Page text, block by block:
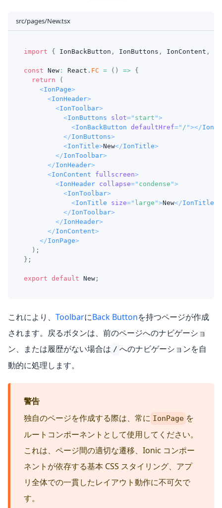
src/pages/New.tsx
import { IonBackButton , IonButtons , IonContent ,
const New : React . FC = ( ) => {
return
(
<IonPage>
<IonHeader>
<IonToolbar>
<IonButtons slot=" start ">
<IonBackButton defaultHref=" / "></
</IonButtons>
<IonTitle>New</IonTitle>
</IonToolbar>
</IonHeader>
<IonContent fullscreen>
<IonHeader collapse=" condense ">
<IonToolbar>
<IonTitle size=" large ">New</IonTitle
</IonToolbar>
</IonHeader>
</IonContent>
</IonPage>
) ;
} ;
export default New ;
これにより、 ToolbarにBack Buttonを持つページが作成
されます。戻るボタンは、前のページへのナビゲーショ
ン、または履歴がない場合は / へのナビゲーションを自
動的に処理します。
警告
独自のページを作成する際は、常に IonPage を
ルートコンポーネントとして使用してください。
これは、ページ間の適切な遷移、Ionic コンポー
ネントが依存する基本 CSS スタイリング、アプ
リ全体での一貫したレイアウト動作に不可欠で
す。